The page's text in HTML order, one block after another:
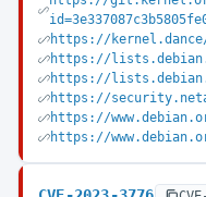
https://kernel.dance/
https://
https://
https://
https://
https://